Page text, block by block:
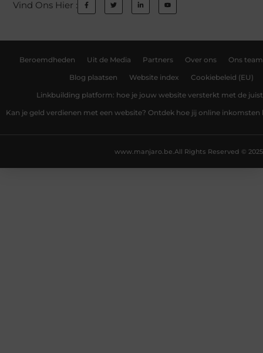
Vind Ons Hier :
Beroemdheden Uit de Media Partners Over ons Ons team
Blog plaatsen Website index Cookiebeleid (EU)
Linkbuilding platform: hoe je jouw website versterkt met de
Kan je geld verdienen met een website? Ontdek hoe jij online
All Rights Reserved © 2025
www.manjaro.be.